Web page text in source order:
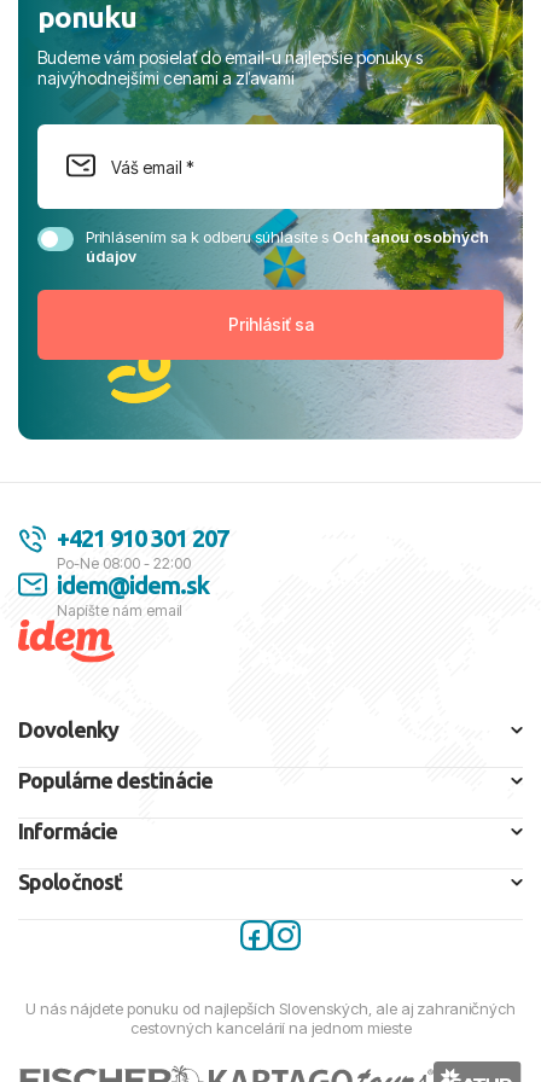
ponuku
Budeme vám posielať do email-u najlepšie ponuky s
najvýhodnejšími cenami a zľavami
Prihlásením sa k odberu súhlasíte sOchranou osobných
údajov
+421 910 301 207
Po-Ne 08:00 - 22:00
idem@idem.sk
Napíšte nám email
Dovolenky
Populárne destinácie
Informácie
Spoločnosť
U nás nájdete ponuku od najlepších Slovenských, ale aj zahraničných
cestovných kancelárií na jednom mieste